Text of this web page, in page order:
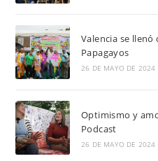
Valencia se llenó
Papagayos
26 DE MAYO DE 2024
Optimismo y
Podcast
26 DE MAYO DE 2024